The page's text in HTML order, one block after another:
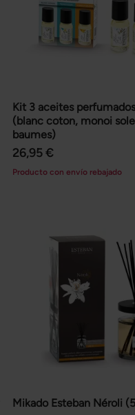
Kit 3 aceites
(blanc coton, monoi
baumes)
26,95 €
Producto con envío rebajado
Mikado Esteban Néroli